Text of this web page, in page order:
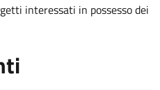
interessati in possesso dei